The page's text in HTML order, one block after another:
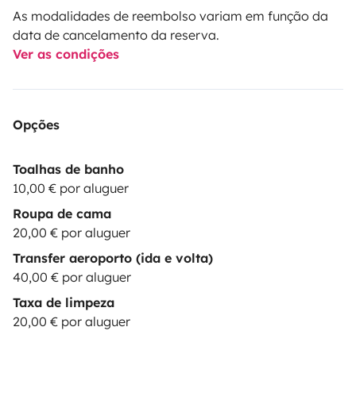
As modalidades de reembolso variam em função da
data de cancelamento da reserva.
Ver as condições
Opções
Toalhas de banho
10,00 € por aluguer
Roupa de cama
20,00 € por aluguer
Transfer aeroporto (ida e volta)
40,00 € por aluguer
Taxa de limpeza
20,00 € por aluguer